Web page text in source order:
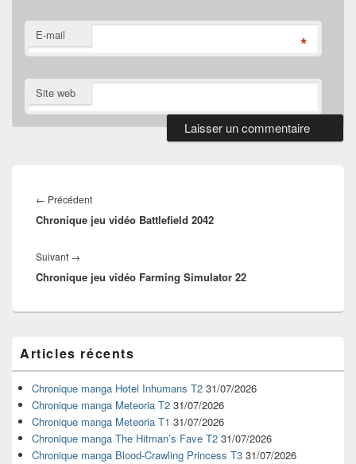
E-mail *
Site web
de
l’article
← PrécédentArticle
précédent :
Chronique jeu vidéo Battlefield 2042
Suivant →
suivant :
Chronique jeu vidéo Farming Simulator 22
principale
de
widget
pour
barre
latérale
Articles récents
Chronique manga Hotel Inhumans T2 31/07/2026
Chronique manga Meteoria T2 31/07/2026
Chronique manga Meteoria T1 31/07/2026
Chronique manga The Hitman’s Fave T2 31/07/2026
Chronique manga Blood-Crawling Princess T3 31/07/2026